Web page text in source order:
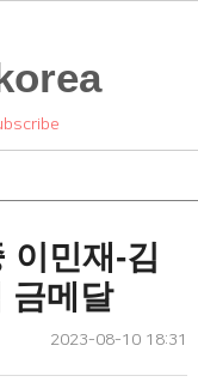
이민재-김
금메달
작
2023-08-10 18:31